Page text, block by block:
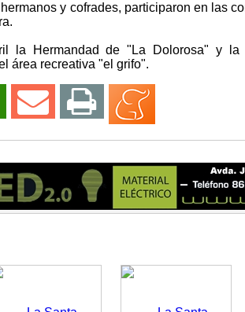
y cofrades, participaron en las
la Hermandad de "La Dolorosa" y la
área recreativa "el grifo".